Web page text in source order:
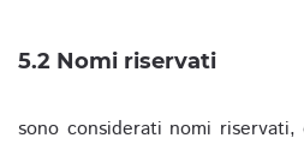
5.2 Nomi riservati
sono considerati nomi